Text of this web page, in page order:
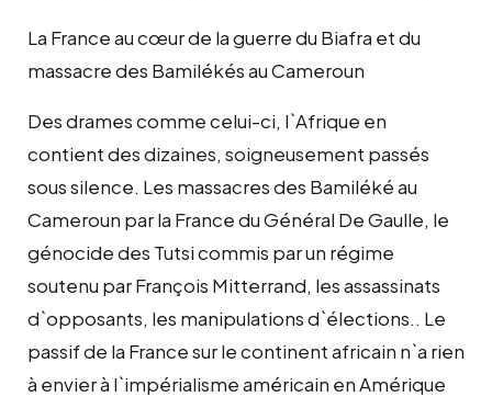
La France au cœur de la guerre du Biafra et du
massacre des Bamilékés au Cameroun
Des drames comme celui-ci, l`Afrique en
contient des dizaines, soigneusement passés
sous silence. Les massacres des Bamiléké au
Cameroun par la France du Général De Gaulle, le
génocide des Tutsi commis par un régime
soutenu par François Mitterrand, les assassinats
d`opposants, les manipulations d`élections.. Le
passif de la France sur le continent africain n`a rien
à envier à l`impérialisme américain en Amérique